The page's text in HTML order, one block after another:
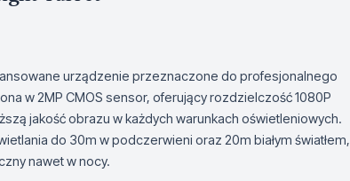
urządzenie przeznaczone do profesjonalnego
w 2MP CMOS sensor, oferujący rozdzielczość 1080P
jakość obrazu w każdych warunkach oświetleniowych.
do 30m w podczerwieni oraz 20m białym światłem,
nawet w nocy.